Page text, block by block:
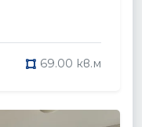
69.00 кв.м